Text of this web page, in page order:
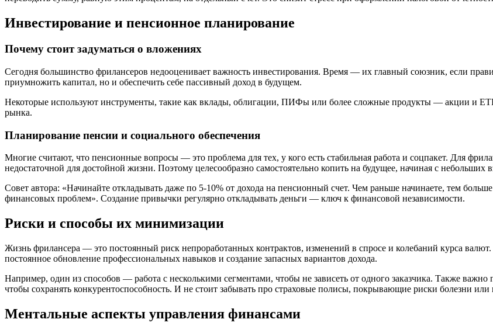
Инвестирование и пенсионное планирование
Почему стоит задуматься о вложениях
Сегодня большинство фрилансеров недооценивает важность инвестирования. Время — их главный союзник, если
приумножить капитал, но и обеспечить себе пассивный доход в будущем.
Некоторые используют инструменты, такие как вклады, облигации, ПИФы или более сложные продукты — акции и
рынка.
Планирование пенсии и социального обеспечения
Многие считают, что пенсионные вопросы — это проблема для тех, у кого есть стабильная работа и соцпакет. Для
недостаточной для достойной жизни. Поэтому целесообразно самостоятельно копить на будущее, начиная с небольших
Совет автора: «Начинайте откладывать даже по 5-10% от дохода на пенсионный счет. Чем раньше начинаете, тем
финансовых проблем». Создание привычки регулярно откладывать деньги — ключ к финансовой независимости.
Риски и способы их минимизации
Жизнь фрилансера — это постоянный риск непроработанных контрактов, изменений в спросе и колебаний курса
постоянное обновление профессиональных навыков и создание запасных вариантов дохода.
Например, один из способов — работа с несколькими сегментами, чтобы не зависеть от одного заказчика. Также
чтобы сохранять конкурентоспособность. И не стоит забывать про страховые полисы, покрывающие риски болезни или
Ментальные аспекты управления финансами